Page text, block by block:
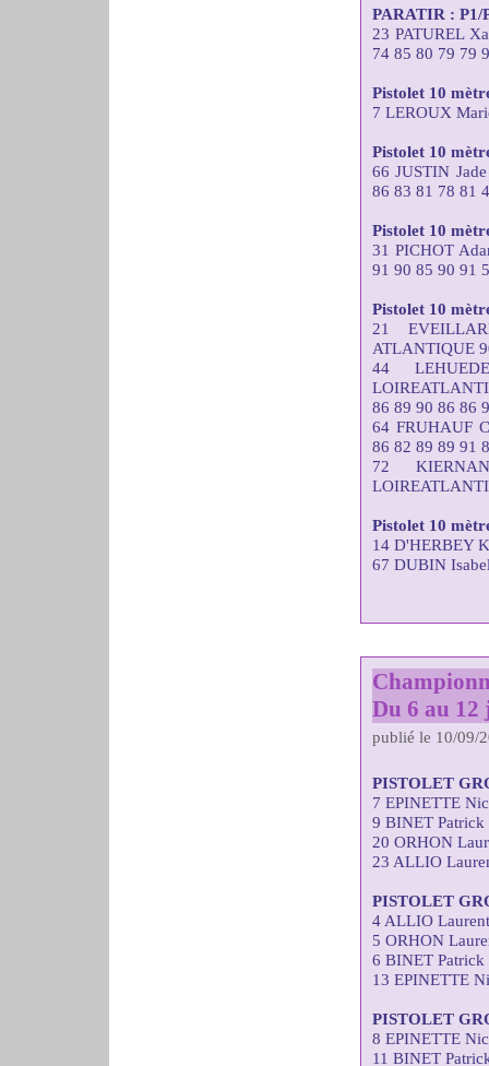
PARATIR : P1/
23 PATUREL
74 85 80 79 79
Pistolet 10
7 LEROUX
Pistolet 10
66 JUSTIN
86 83 81 78 81
Pistolet 10
31 PICHOT
91 90 85 90 91
Pistolet 10
21
ATLANTIQUE
44
86 89 90 86 86
64 FRUHAUF
86 82 89 89 91
72
Pistolet 10
14 D'HERBEY
67 DUBIN
Du 6 au
publié le 10/09/
PISTOLET
7 EPINETTE
9 BINET Patrick
20 ORHON
23 ALLIO
PISTOLET
4 ALLIO
5 ORHON
6 BINET Patrick
13 EPINETTE
PISTOLET
8 EPINETTE
11 BINET